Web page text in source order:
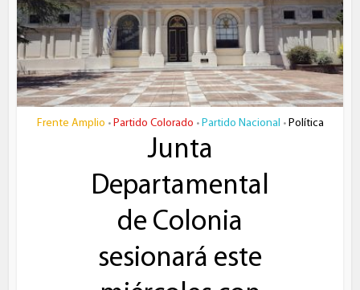
Frente Amplio • Partido Colorado • Partido Nacional • Política
Junta
Departamental
de Colonia
sesionará este